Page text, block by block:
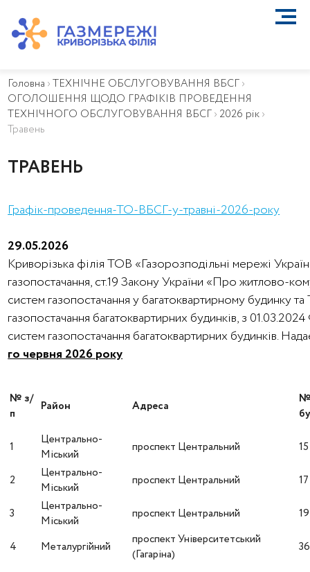
ПРО КОМПАНІЮ
ВАЖЛИВА ІНФОРМАЦІЯ
КОНТАКТИ
КАР’ЄРА
Біометан
ОСОБИСТИЙ КАБІНЕТ
Головна ›ТЕХНІЧНЕ ОБСЛУГОВУВАННЯ ВБСГ›
ОГОЛОШЕННЯ ЩОДО ГРАФІКІВ ПРОВЕДЕННЯ
ТЕХНІЧНОГО ОБСЛУГОВУВАННЯ ВБСГ› 2026 рік›
Травень
ТРАВЕНЬ
Графік-проведення-ТО-ВБСГ-у-травні-2026-року
29.05.2026
Криворізька філія ТОВ «Газорозподільні мережі
газопостачання, ст.19 Закону України «Про житлово-
систем газопостачання у багатоквартирному будинку
газопостачання багатоквартирних будинків, з
систем газопостачання багатоквартирних будинків.
го червня 2026 року
№ з/
п
Район Адреса
1
Центрально-
Міський
проспект Центральний 15
2
Центрально-
Міський
проспект Центральний 17
3
Центрально-
Міський
проспект Центральний 19
4 Металургійний
проспект Університетський
(Гагаріна)
36